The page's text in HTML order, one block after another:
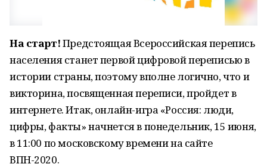
На старт!Предстоящая Всероссийская перепись
населения станет первой цифровой переписью в
истории страны, поэтому вполне логично, что и
викторина, посвященная переписи, пройдет в
интернете. Итак, онлайн-игра «Россия: люди,
цифры, факты» начнется в понедельник, 15 июня,
в 11:00 по московскому времени на сайте
ВПН-2020.